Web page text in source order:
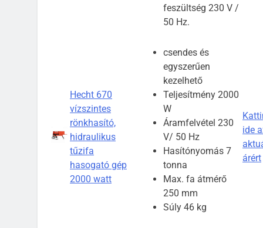
feszültség 230 V /
50 Hz.
Hecht 670
vízszintes
rönkhasító,
hidraulikus
tűzifa
hasogató gép
2000 watt
csendes és
egyszerűen
kezelhető
Teljesítmény 2000
W
Áramfelvétel 230
V/ 50 Hz
Hasítónyomás 7
tonna
Max. fa átmérő
250 mm
Súly 46 kg
ide
árért